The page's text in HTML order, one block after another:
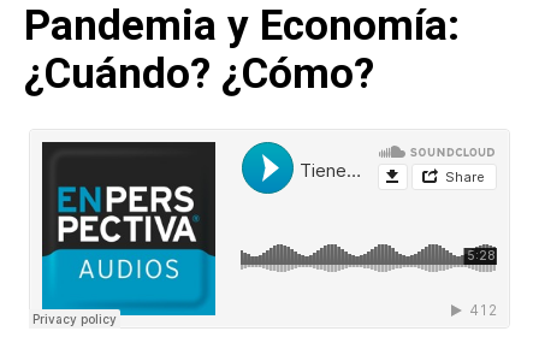
Pandemia y Economía:
¿Cuándo? ¿Cómo?